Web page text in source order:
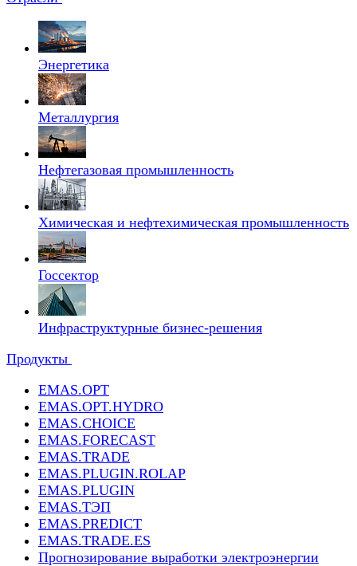
Энергетика
Металлургия
Нефтегазовая промышленность
Химическая и нефтехимическая промышленность
Госсектор
Инфраструктурные бизнес-решения
Продукты
EMAS.OPT
EMAS.OPT.HYDRO
EMAS.CHOICE
EMAS.FORECAST
EMAS.TRADE
EMAS.PLUGIN.ROLAP
EMAS.PLUGIN
EMAS.ТЭП
EMAS.PREDICT
EMAS.TRADE.ES
Прогнозирование выработки электроэнергии